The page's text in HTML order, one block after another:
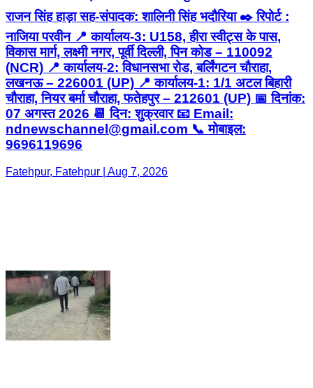
राजन सिंह हाड़ा सह-संपादक: शालिनी सिंह भदौरिया ✒️ रिपोर्ट :
नाजिया परवीन 📍 कार्यालय-3: U158, हीरा स्वीट्स के पास,
विकास मार्ग, लक्ष्मी नगर, पूर्वी दिल्ली, पिन कोड – 110092
(NCR) 📍 कार्यालय-2: विधानसभा रोड, बर्लिंगटन चौराहा,
लखनऊ – 226001 (UP) 📍 कार्यालय-1: 1/1 अटल बिहारी
चौराहा, नियर बर्मा चौराहा, फतेहपुर – 212601 (UP) 📅 दिनांक:
07 अगस्त 2026 📆 दिन: शुक्रवार 📧 Email:
ndnewschannel@gmail.com 📞 मोबाइल:
9696119696
Fatehpur, Fatehpur | Aug 7, 2026